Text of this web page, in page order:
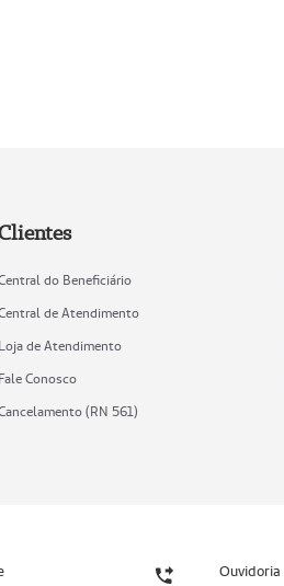
do Beneficiário
de Atendimento
Loja de Atendimento
Fale Conosco
(RN 561)
Ouvidoria